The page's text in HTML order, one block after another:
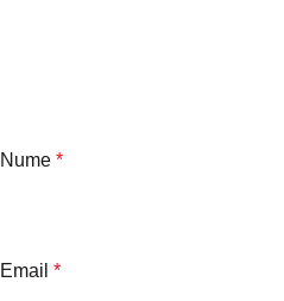
Nume *
Email *